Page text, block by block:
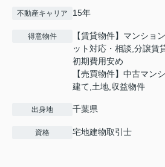
不動産キャリア 15年
得意物件
【賃貸物件】マンショ
ット対応・相談,分譲賃
初期費用安め
【売買物件】中古マン
建て,土地,収益物件
出身地 千葉県
資格 宅地建物取引士